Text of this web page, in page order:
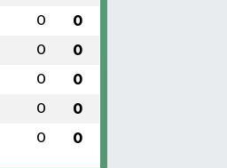
0 0
0 0
0 0
0 0
0 0